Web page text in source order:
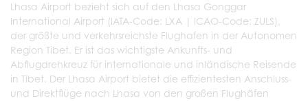
Lhasa Airport bezieht sich auf den Lhasa Gonggar
International Airport (IATA-Code: LXA | ICAO-Code: ZULS),
der größte und verkehrsreichste Flughafen in der Autonomen
Region Tibet. Er ist das wichtigste Ankunfts- und
Abflugdrehkreuz für internationale und inländische Reisende
in Tibet. Der Lhasa Airport bietet die effizientesten Anschluss-
und Direktflüge nach Lhasa von den großen Flughäfen